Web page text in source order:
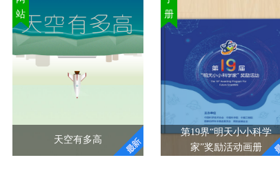
静止或匀速直线运动；
当作用在物体上的外力
不为零时，惯性表现为
外力改变物体运动状态
的难易程度。在同样的
外力作用下，相同加速
度的物体质量越大惯性
越大。所以物体的惯
性，在任何时候（受外
为大家提供摄氏华氏互
转的在线工具，并且详
细的介绍了换算公式，
同时，你还可以了解诸
如太阳表面、月球表
一光年约等于9.46兆公
里，它是一个长度单
位！今天的这个网站就
是让我们从数字和实例
中了解光年，没有冗长
的报告式介绍，简单明
了，使你秒懂一光年
"
站
天空有多高
册
第19界“明天小小科学
家”奖励活动画册